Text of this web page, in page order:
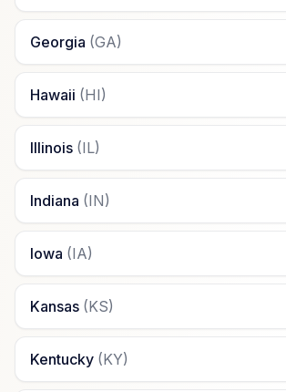
Georgia (GA)
Hawaii (HI)
Illinois (IL)
Indiana (IN)
Iowa (IA)
Kansas (KS)
Kentucky (KY)